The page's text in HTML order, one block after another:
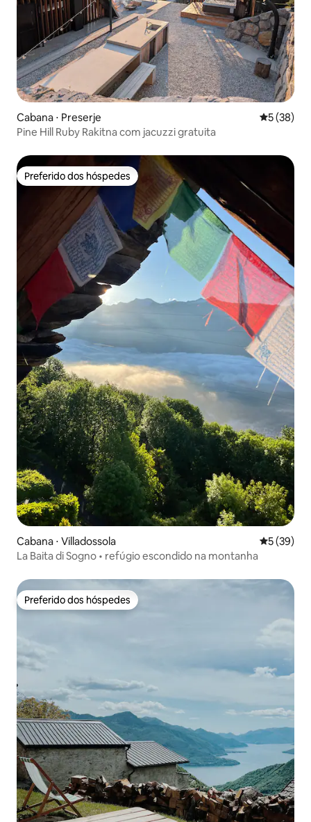
Cabana ⋅ Preserje 5 de uma
5 (38)
Pine Hill Ruby Rakitna com jacuzzi gratuita
Preferido dos hóspedes
Preferido dos hóspedes
Cabana ⋅ Villadossola 5 de uma
5 (39)
La Baita di Sogno • refúgio escondido na montanha
Preferido dos hóspedes
Preferido dos hóspedes